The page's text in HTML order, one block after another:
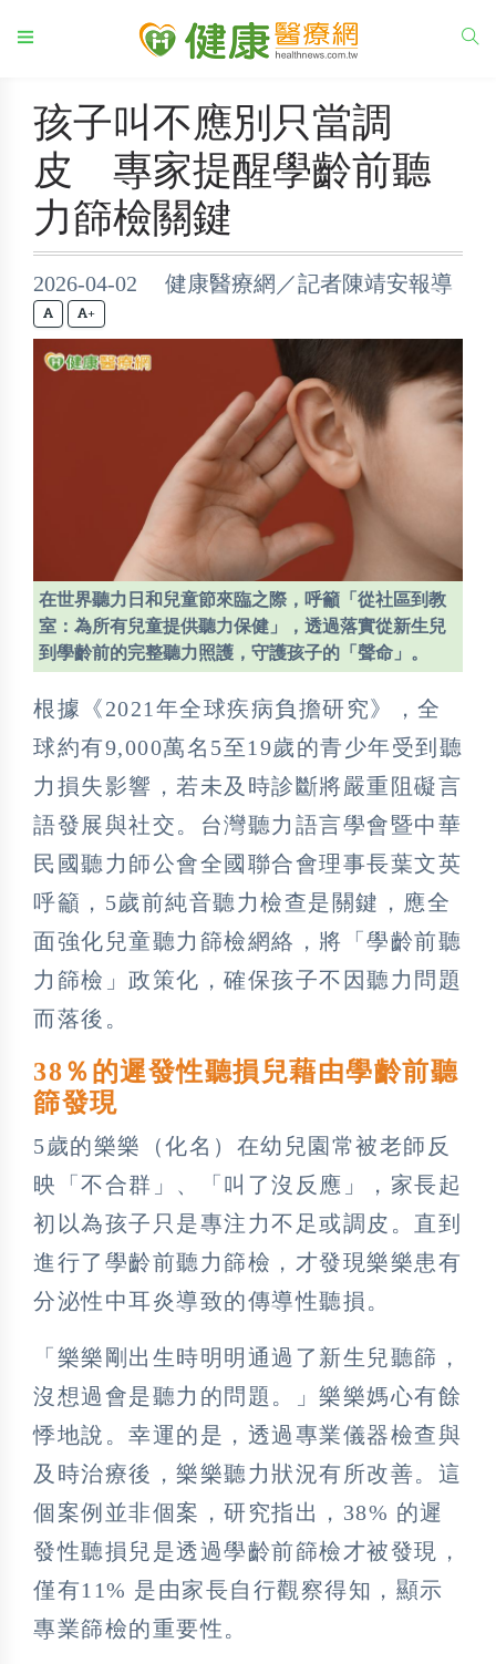
孩子叫不應別只當調
皮 專家提醒學齡前聽
力篩檢關鍵
2026-04-02 健康醫療網／記者陳靖安報導
+
在世界聽力日和兒童節來臨之際，呼籲「從社區到教
室：為所有兒童提供聽力保健」，透過落實從新生兒
到學齡前的完整聽力照護，守護孩子的「聲命」。
根據《2021年全球疾病負擔研究》，全
球約有9,000萬名5至19歲的青少年受到聽
力損失影響，若未及時診斷將嚴重阻礙言
語發展與社交。台灣聽力語言學會暨中華
民國聽力師公會全國聯合會理事長葉文英
呼籲，5歲前純音聽力檢查是關鍵，應全
面強化兒童聽力篩檢網絡，將「學齡前聽
力篩檢」政策化，確保孩子不因聽力問題
而落後。
38％的遲發性聽損兒藉由學齡前聽
篩發現
5歲的樂樂（化名）在幼兒園常被老師反
映「不合群」、「叫了沒反應」，家長起
初以為孩子只是專注力不足或調皮。直到
進行了學齡前聽力篩檢，才發現樂樂患有
分泌性中耳炎導致的傳導性聽損。
「樂樂剛出生時明明通過了新生兒聽篩，
沒想過會是聽力的問題。」樂樂媽心有餘
悸地說。幸運的是，透過專業儀器檢查與
及時治療後，樂樂聽力狀況有所改善。這
個案例並非個案，研究指出，38% 的遲
發性聽損兒是透過學齡前篩檢才被發現，
僅有11% 是由家長自行觀察得知，顯示
專業篩檢的重要性。